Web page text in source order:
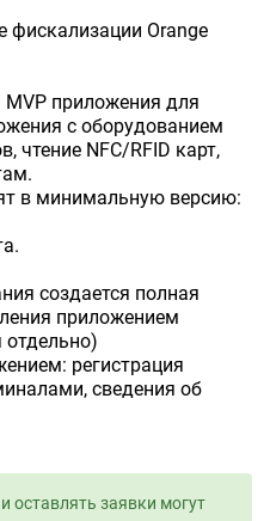
фискализации Orange
MVP приложения для
с оборудованием
чтение NFC/RFID карт,
в минимальную версию:
создается полная
приложением
отдельно)
регистрация
сведения об
заявки могут